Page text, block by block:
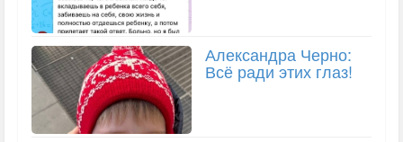
Александра Черно:
Всё ради этих глаз!